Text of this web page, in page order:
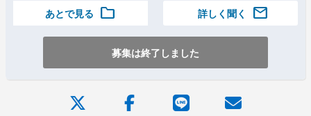
あとで見る folder 詳しく聞く mail
募集は終了しました